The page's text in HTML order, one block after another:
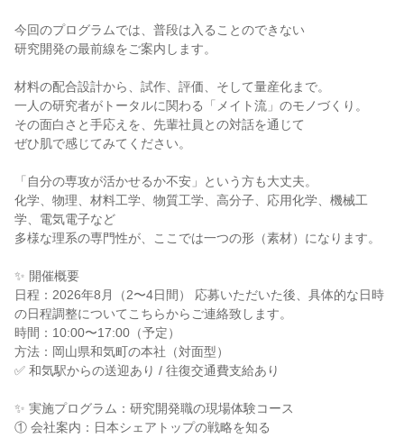
今回のプログラムでは、普段は入ることのできない
研究開発の最前線をご案内します。
材料の配合設計から、試作、評価、そして量産化まで。
一人の研究者がトータルに関わる「メイト流」のモノづくり。
その面白さと手応えを、先輩社員との対話を通じて
ぜひ肌で感じてみてください。
「自分の専攻が活かせるか不安」という方も大丈夫。
化学、物理、材料工学、物質工学、高分子、応用化学、機械工
学、電気電子など
多様な理系の専門性が、ここでは一つの形（素材）になります。
✨ 開催概要
日程：2026年8月（2〜4日間） 応募いただいた後、具体的な日時
の日程調整についてこちらからご連絡致します。
時間：10:00〜17:00（予定）
方法：岡山県和気町の本社（対面型）
✅ 和気駅からの送迎あり / 往復交通費支給あり
✨ 実施プログラム：研究開発職の現場体験コース
① 会社案内：日本シェアトップの戦略を知る